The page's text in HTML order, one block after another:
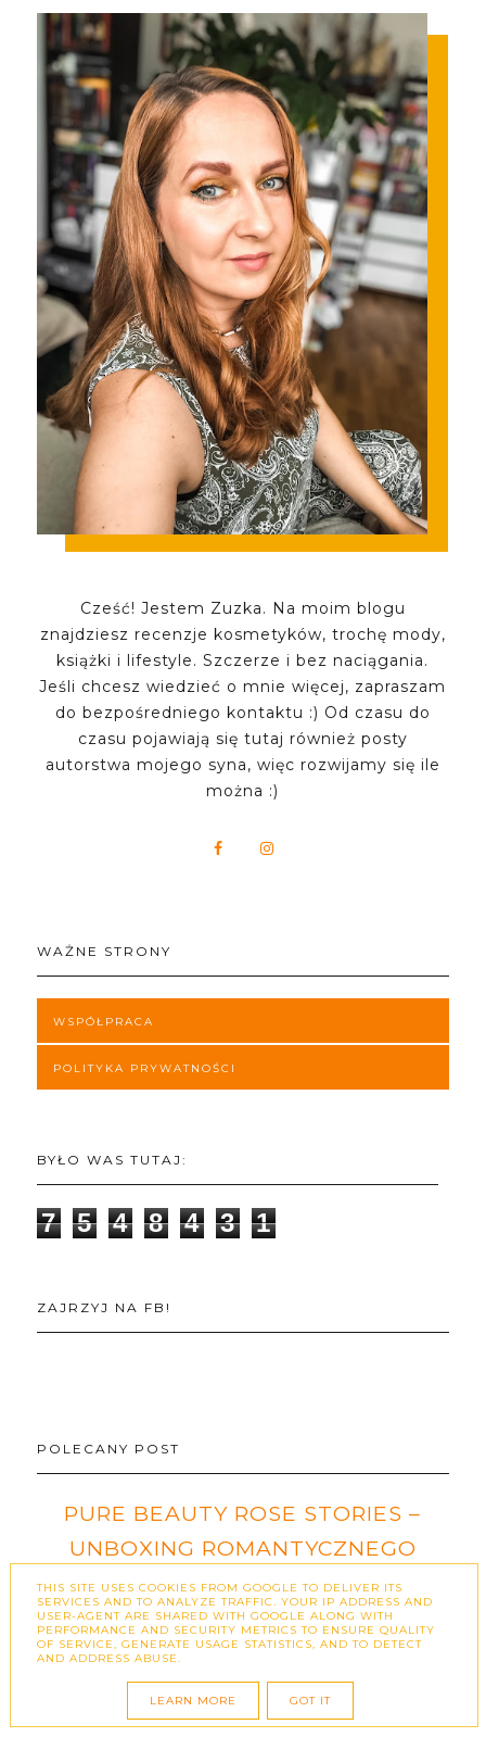
Cześć! Jestem Zuzka. Na moim blogu
znajdziesz recenzje kosmetyków, trochę mody,
książki i lifestyle. Szczerze i bez naciągania.
Jeśli chcesz wiedzieć o mnie więcej, zapraszam
do bezpośredniego kontaktu :) Od czasu do
czasu pojawiają się tutaj również posty
autorstwa mojego syna, więc rozwijamy się ile
można :)
WAŻNE STRONY
WSPÓŁPRACA
POLITYKA PRYWATNOŚCI
BYŁO WAS TUTAJ:
7 5 4 8 4 3 1
ZAJRZYJ NA FB!
POLECANY POST
PURE BEAUTY ROSE STORIES –
UNBOXING ROMANTYCZNEGO
BOXA PEŁNEGO KOSMETYCZNYCH
NOWOŚCI
Współpraca barterowa - autor: Jakub Lewczuk
pozwalają odkrywać nowe marki i produk…
THIS SITE USES COOKIES FROM GOOGLE TO DELIVER ITS
SERVICES AND TO ANALYZE TRAFFIC. YOUR IP ADDRESS AND
USER-AGENT ARE SHARED WITH GOOGLE ALONG WITH
PERFORMANCE AND SECURITY METRICS TO ENSURE QUALITY
OF SERVICE, GENERATE USAGE STATISTICS, AND TO DETECT
AND ADDRESS ABUSE.
LEARN MORE GOT IT